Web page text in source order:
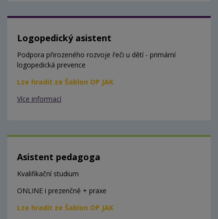
Logopedický asistent
Podpora přirozeného rozvoje řeči u dětí - primární
logopedická prevence
Lze hradit ze Šablon OP JAK
Více informací
Asistent pedagoga
Kvalifikační studium
ONLINE i prezenčně + praxe
Lze hradit ze Šablon OP JAK